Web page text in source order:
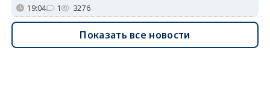
19:04 1 3276
Показать все новости